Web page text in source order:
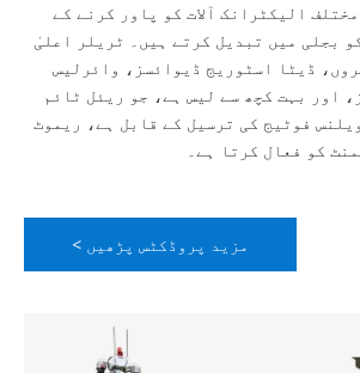
الیکٹرانک آلات کو پاور کرنے کے
بجلی میں تبدیل کرتے ہیں۔ ٹریلر اعلیٰ
ڈیٹا اسٹوریج ڈیوائسز، وائرلیس
اور بہت کچھ سے لیس ہے، جو ریئل ٹائم
فوٹیج کی ترسیل کے قابل ہے، ریموٹ
کو فعال کرتا ہے۔
مزید پروڈکٹس پڑھیں >